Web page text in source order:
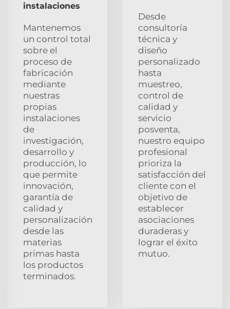
instalaciones
Mantenemos
un control total
sobre el
proceso de
fabricación
mediante
nuestras
propias
instalaciones
de
investigación,
desarrollo y
producción, lo
que permite
innovación,
garantía de
calidad y
personalización
desde las
materias
primas hasta
los productos
terminados.
Desde
consultoría
técnica y
diseño
personalizado
hasta
muestreo,
control de
calidad y
servicio
posventa,
nuestro equipo
profesional
prioriza la
satisfacción del
cliente con el
objetivo de
establecer
asociaciones
duraderas y
lograr el éxito
mutuo.